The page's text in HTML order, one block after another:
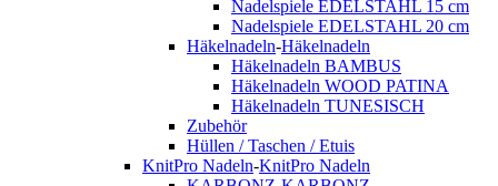
Nadelspiele EDELSTAHL 15 cm
Nadelspiele EDELSTAHL 20 cm
Häkelnadeln-Häkelnadeln
Häkelnadeln BAMBUS
Häkelnadeln WOOD PATINA
Häkelnadeln TUNESISCH
Zubehör
Hüllen / Taschen / Etuis
KnitPro Nadeln-KnitPro Nadeln